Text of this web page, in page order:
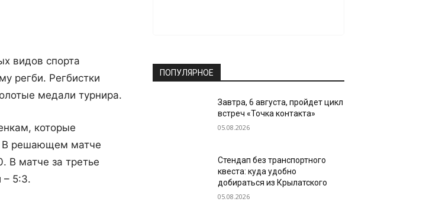
видов спорта
регби. Регбистки
медали турнира.
которые
В решающем матче
В матче за третье
– 5:3.
ПОПУЛЯРНОЕ
Завтра, 6 августа, пройдет цикл
встреч «Точка контакта»
05.08.2026
Стендап без транспортного
квеста: куда удобно
добираться из Крылатского
05.08.2026